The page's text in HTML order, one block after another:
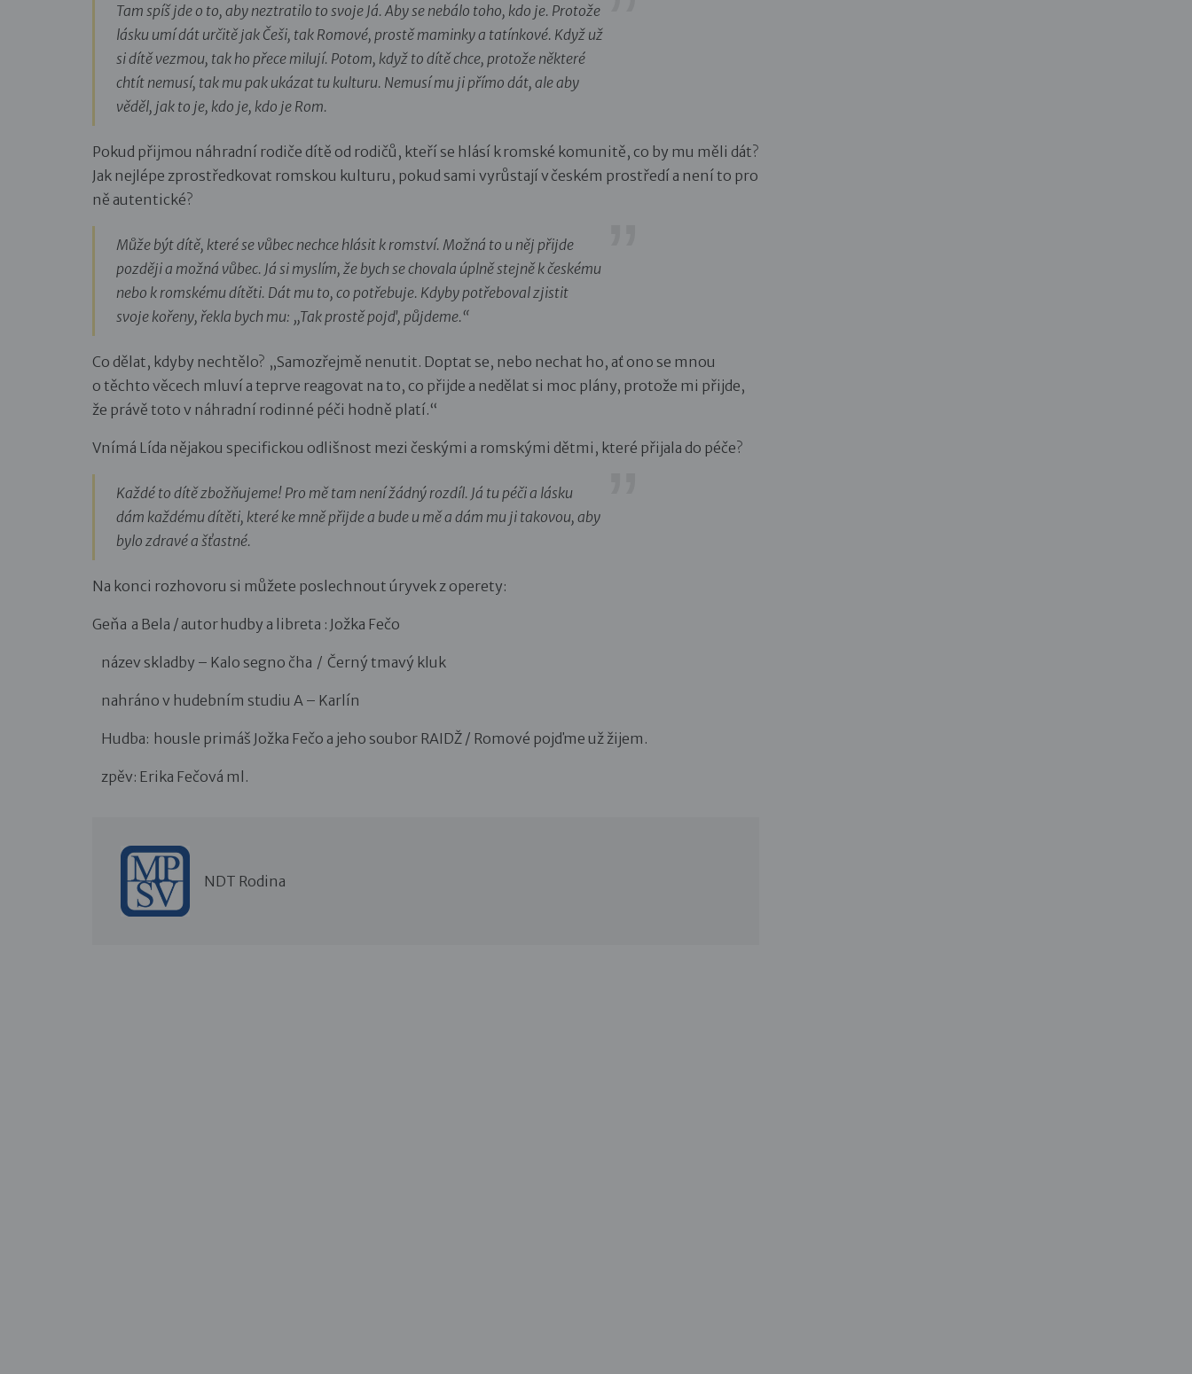
Tam spíš jde o to, aby neztratilo to svoje Já. Aby se nebálo toho, kdo je. Protože
lásku umí dát určitě jak Češi, tak Romové, prostě maminky a tatínkové. Když už
si dítě vezmou, tak ho přece milují. Potom, když to dítě chce, protože některé
chtít nemusí, tak mu pak ukázat tu kulturu. Nemusí mu ji přímo dát, ale aby
věděl, jak to je, kdo je, kdo je Rom.
Pokud přijmou náhradní rodiče dítě od rodičů, kteří se hlásí k romské komunitě, co by mu měli dát?
Jak nejlépe zprostředkovat romskou kulturu, pokud sami vyrůstají v českém prostředí a není to pro
ně autentické?
Může být dítě, které se vůbec nechce hlásit k romství. Možná to u něj přijde
později a možná vůbec. Já si myslím, že bych se chovala úplně stejně k českému
nebo k romskému dítěti. Dát mu to, co potřebuje. Kdyby potřeboval zjistit
svoje kořeny, řekla bych mu: „Tak prostě pojď, půjdeme.“
Co dělat, kdyby nechtělo? „Samozřejmě nenutit. Doptat se, nebo nechat ho, ať ono se mnou
o těchto věcech mluví a teprve reagovat na to, co přijde a nedělat si moc plány, protože mi přijde,
že právě toto v náhradní rodinné péči hodně platí.“
Vnímá Lída nějakou specifickou odlišnost mezi českými a romskými dětmi, které přijala do péče?
Každé to dítě zbožňujeme! Pro mě tam není žádný rozdíl. Já tu péči a lásku
dám každému dítěti, které ke mně přijde a bude u mě a dám mu ji takovou, aby
bylo zdravé a šťastné.
Na konci rozhovoru si můžete poslechnout úryvek z operety:
Geňa a Bela / autor hudby a libreta : Jožka Fečo
název skladby – Kalo segno čha / Černý tmavý kluk
nahráno v hudebním studiu A – Karlín
Hudba: housle primáš Jožka Fečo a jeho soubor RAIDŽ / Romové pojďme už žijem.
zpěv: Erika Fečová ml.
NDT Rodina